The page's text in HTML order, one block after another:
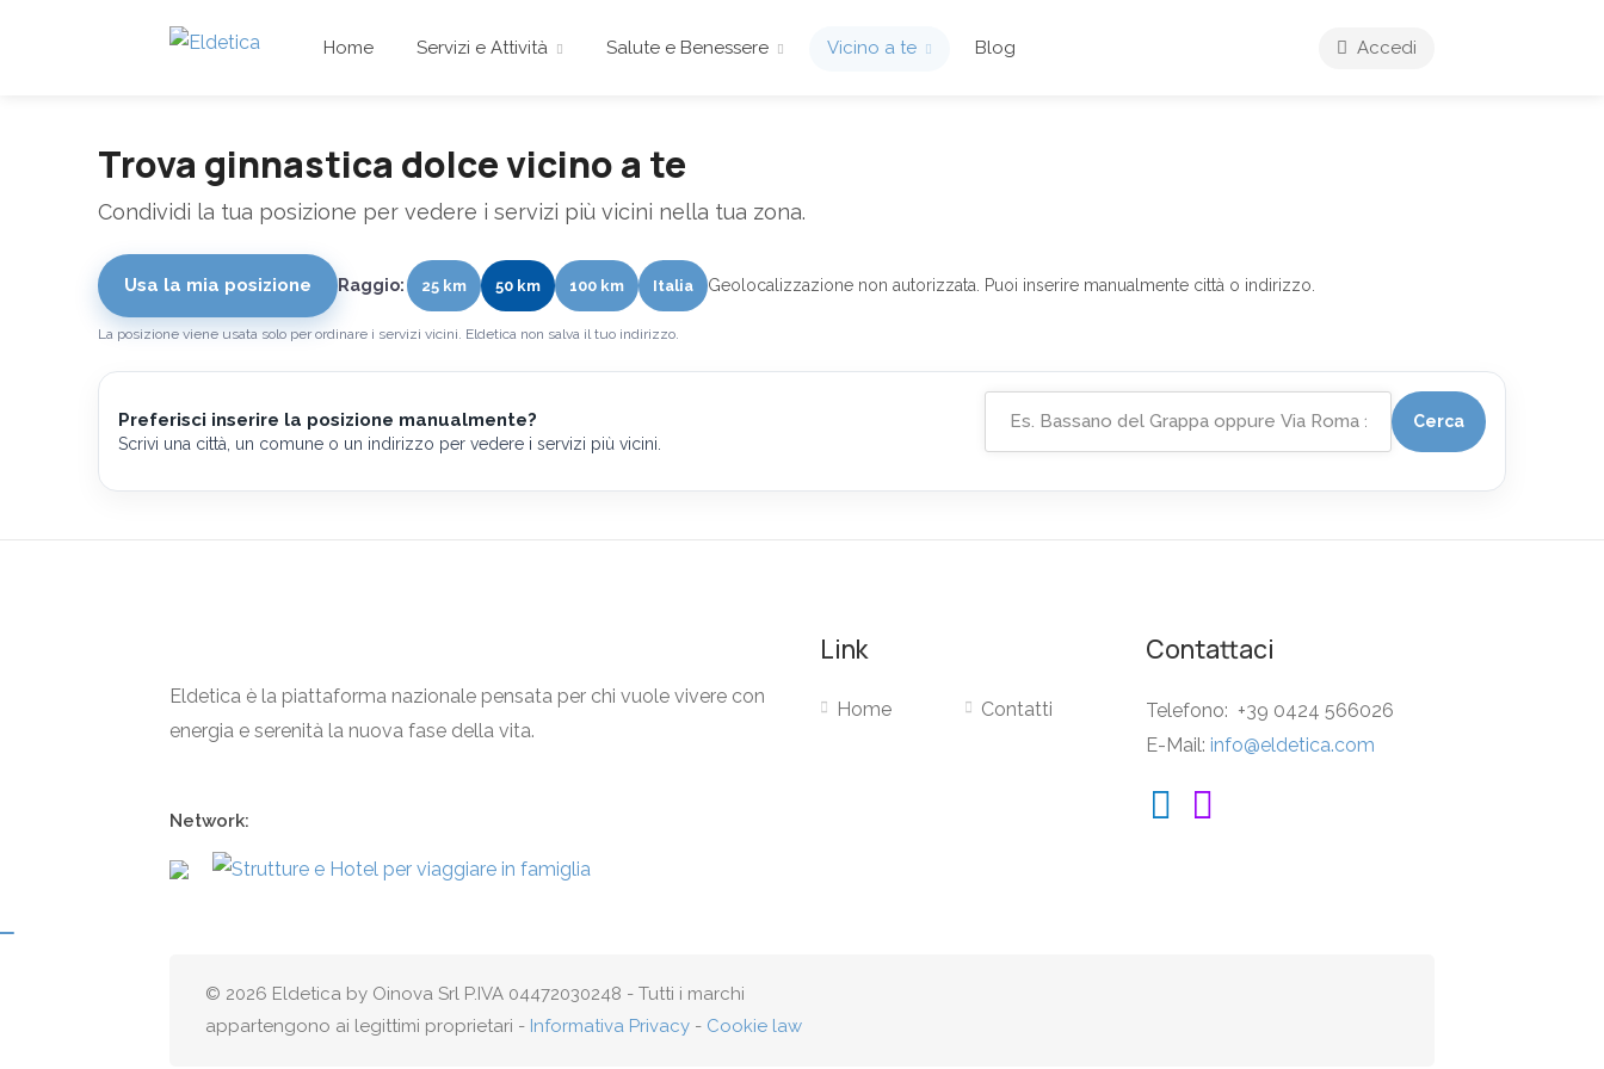
Home Servizi e Attività Salute e Benessere Vicino a te Blog Accedi
Trova ginnastica dolce vicino a te
Condividi la tua posizione per vedere i servizi più vicini nella tua zona.
Usa la mia posizione Raggio: 25 km 50 km 100 km Italia Geolocalizzazione non autorizzata. Puoi inserire manualmente città o indirizzo.
La posizione viene usata solo per ordinare i servizi vicini. Eldetica non salva il tuo indirizzo.
Preferisci inserire la posizione manualmente?
Scrivi una città, un comune o un indirizzo per vedere i servizi più vicini.
Cerca
Eldetica è la piattaforma nazionale pensata per chi vuole vivere con
energia e serenità la nuova fase della vita.
Network:
Link
Home Contatti
Contattaci
Telefono: +39 0424 566026
E-Mail: info@eldetica.com
© 2026 Eldetica by Oinova Srl P.IVA 04472030248 - Tutti i marchi
appartengono ai legittimi proprietari - Informativa Privacy - Cookie law